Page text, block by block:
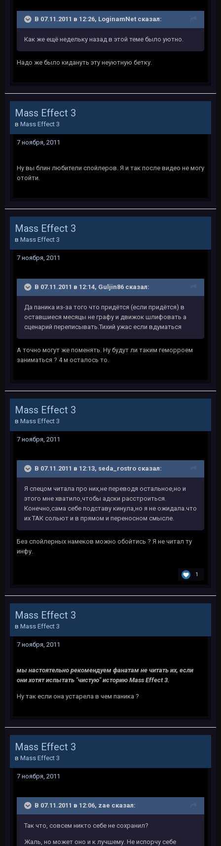
В 07.11.2011 в 12:26, LoginamNet сказал:
Как же ещё недельку назад в этой теме было уютно.
Надо же было кидануть эту неуютную бетку.
Mass Effect 3
в Mass Effect 3
7 ноября, 2011
Ну вы блин любители спойлеров. Я и так после видео не могу
отойти.
Mass Effect 3
в Mass Effect 3
7 ноября, 2011
В 07.11.2011 в 12:14, Guljin86 сказал:
Да паника из-за того что придётся (если придётся) в
оставшиеся месяцы не графу и движок шлифовать а
сценарий переписывать.Тихий ужас если вдуматься
А точно могут же поменять. Ну будут ли таким геморроем
заниматься ? 4 м осталось то.
Mass Effect 3
в Mass Effect 3
7 ноября, 2011
В 07.11.2011 в 12:13, seda_rostro сказал:
Я спецом читала про них,не переводя остальное,но и
этого мне хватило,чтобы адски расстроиться.
Конечно,сама себе подставу кинула,но я не ожидала.что
их ТАК сольют и в прямом и переносном смысле.
Без спойлерных намеков можно обойтись ? Я не читал ту
инфу.
1
Mass Effect 3
в Mass Effect 3
7 ноября, 2011
мы настоятельно рекомендуем фанатам не читать их, если
они хотят испытать "чистую" историю Mass Effect 3.
Ну так если она устарела в чем паника ?
Mass Effect 3
в Mass Effect 3
7 ноября, 2011
В 07.11.2011 в 12:06, zae сказал:
Так что, совсем никто себе не сохранил?
Жаль, но может оно и к лучшему. Не испорчу себе